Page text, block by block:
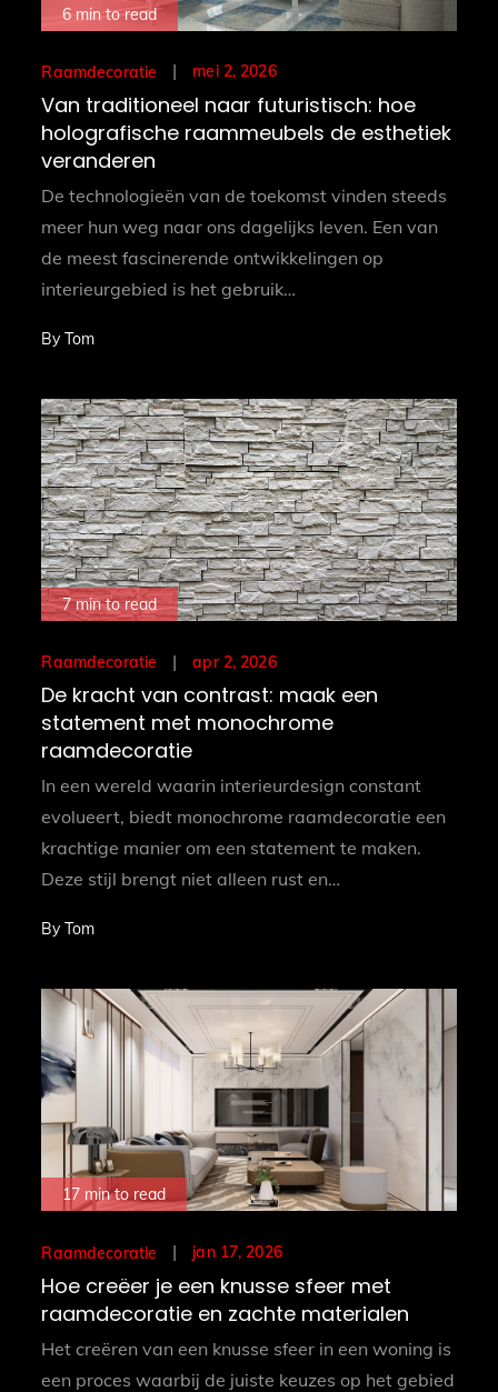
6 min to read
Raamdecoratie
Posted
on
mei 2, 2026
Van traditioneel naar futuristisch: hoe
holografische raammeubels de esthetiek
veranderen
De technologieën van de toekomst vinden steeds
meer hun weg naar ons dagelijks leven. Een van
de meest fascinerende ontwikkelingen op
interieurgebied is het gebruik…
ByTom
7 min to read
Raamdecoratie
Posted
on
apr 2, 2026
De kracht van contrast: maak een
statement met monochrome
raamdecoratie
In een wereld waarin interieurdesign constant
evolueert, biedt monochrome raamdecoratie een
krachtige manier om een statement te maken.
Deze stijl brengt niet alleen rust en…
ByTom
17 min to read
Raamdecoratie
Posted
on
jan 17, 2026
Hoe creëer je een knusse sfeer met
raamdecoratie en zachte materialen
Het creëren van een knusse sfeer in een woning is
een proces waarbij de juiste keuzes op het gebied